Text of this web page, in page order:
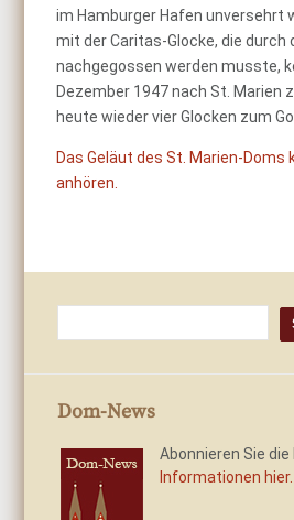
im Hamburger Hafen unversehrt
mit der Caritas-Glocke, die durch
nachgegossen werden musste,
Dezember 1947 nach St. Marien
heute wieder vier Glocken zum
Das Geläut des St. Marien-Doms
anhören.
Dom-News
Abonnieren Sie
Informationen hier.